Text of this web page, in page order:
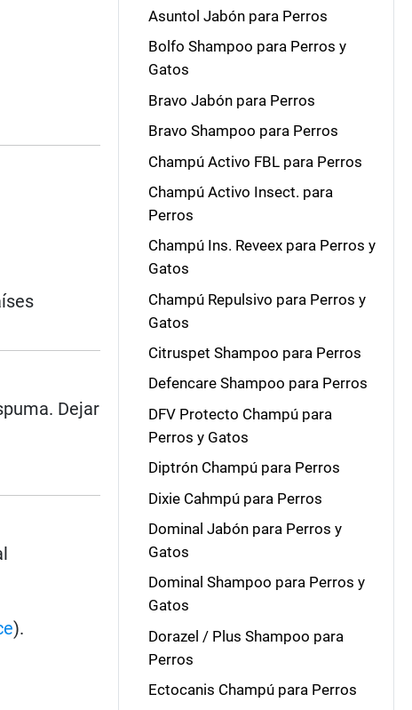
Dejar
).
Asuntol Jabón para Perros
Bolfo Shampoo para Perros y
Gatos
Bravo Jabón para Perros
Bravo Shampoo para Perros
Champú Activo FBL para Perros
Champú Activo Insect. para
Perros
Champú Ins. Reveex para Perros y
Gatos
Champú Repulsivo para Perros y
Gatos
Citruspet Shampoo para Perros
Defencare Shampoo para Perros
DFV Protecto Champú para
Perros y Gatos
Diptrón Champú para Perros
Dixie Cahmpú para Perros
Dominal Jabón para Perros y
Gatos
Dominal Shampoo para Perros y
Gatos
Dorazel / Plus Shampoo para
Perros
Ectocanis Champú para Perros